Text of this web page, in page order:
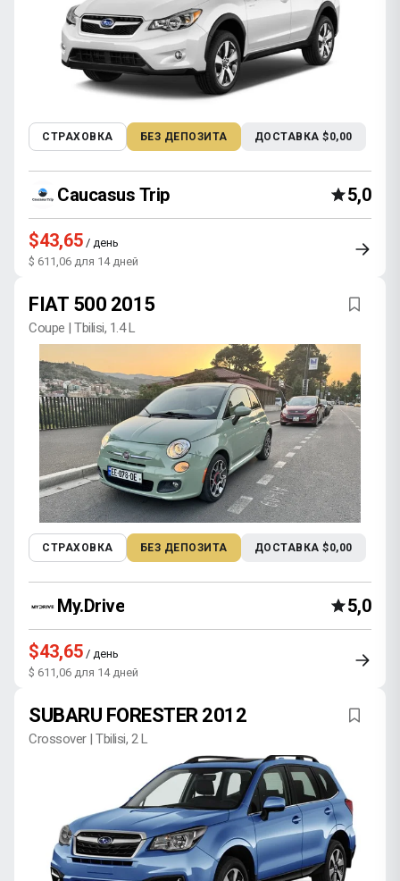
СТРАХОВКА БЕЗ ДЕПОЗИТА ДОСТАВКА $0,00
Caucasus Trip 5,0
$43,65 / день
$ 611,06 для 14 дней
FIAT 500 2015
Coupe | Tbilisi, 1.4 L
СТРАХОВКА БЕЗ ДЕПОЗИТА ДОСТАВКА $0,00
My.Drive 5,0
$43,65 / день
$ 611,06 для 14 дней
SUBARU FORESTER 2012
Crossover | Tbilisi, 2 L